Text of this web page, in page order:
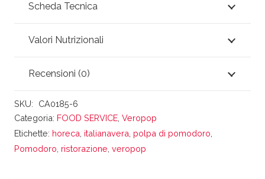
Scheda Tecnica
Valori Nutrizionali
Recensioni (0)
SKU:
CA0185-6
Categoria: FOOD SERVICE Veropop
Etichette: horeca italianavera polpa di pomodoro
Pomodoro ristorazione veropop